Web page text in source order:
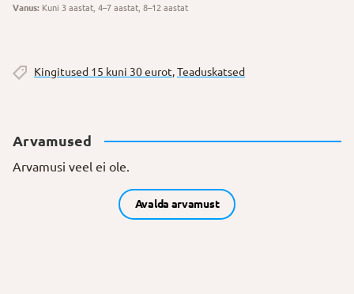
Vanus: Kuni 3 aastat, 4–7 aastat, 8–12 aastat
Kingitused 15 kuni 30 eurot,Teaduskatsed
Arvamused
Arvamusi veel ei ole.
Avalda arvamust